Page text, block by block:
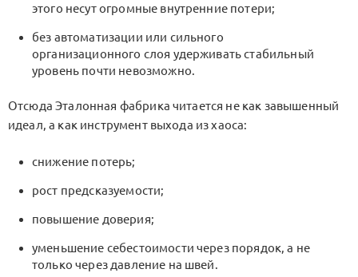
этого несут огромные внутренние потери;
без автоматизации или сильного
организационного слоя удерживать стабильный
уровень почти невозможно.
ОтсюдаЭталонная фабрика читается не как завышенный
идеал, а как инструмент выхода из хаоса:
снижение потерь;
рост предсказуемости;
повышение доверия;
уменьшение себестоимости через порядок, а не
только через давление на швей.